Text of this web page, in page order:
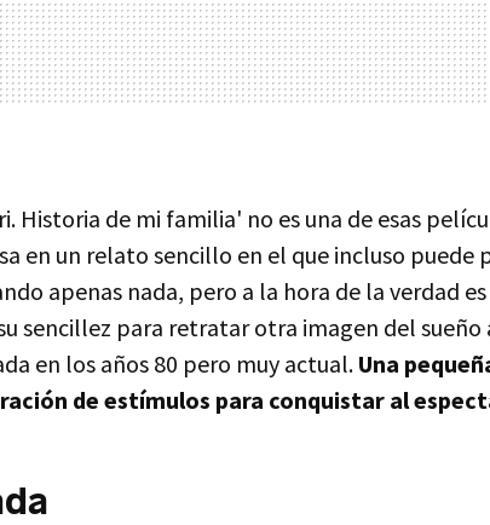
Historia de mi familia' no es una de esas
en un relato sencillo en el que incluso
apenas nada, pero a la hora de la verdad
sencillez para retratar otra imagen del sueño
en los años 80 pero muy actual. Una
de estímulos para conquistar al